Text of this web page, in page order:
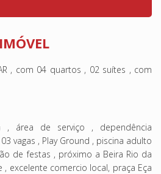
, com 04 quartos , 02 suítes , com
, área de serviço , dependência
vagas , Play Ground , piscina adulto
de festas , próximo a Beira Rio da
, excelente comercio local, praça Eça